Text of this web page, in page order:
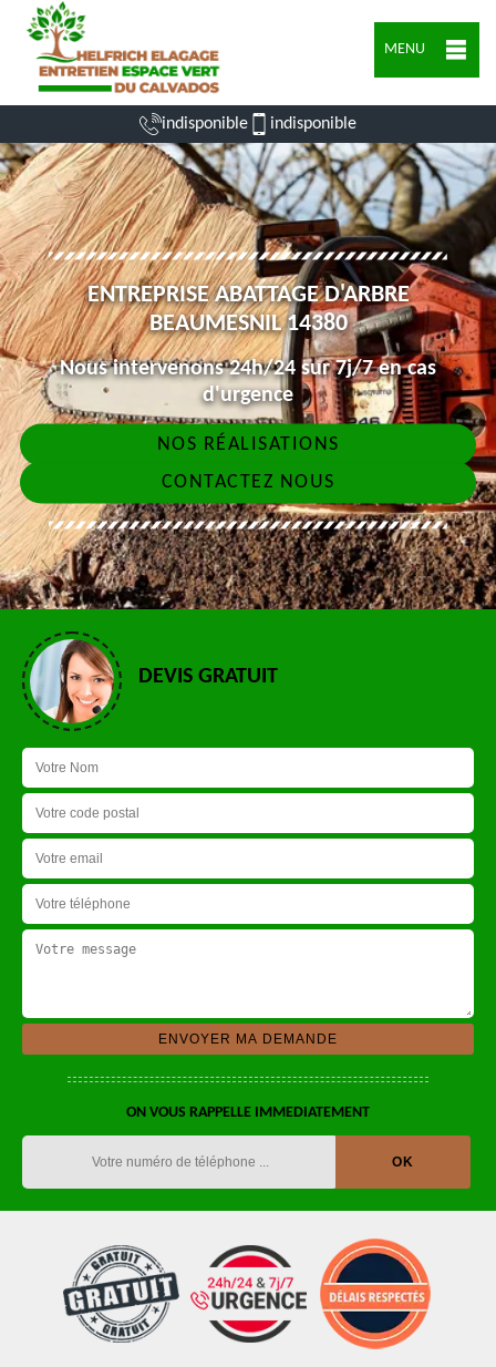
MENU
indisponible indisponible
ENTREPRISE ABATTAGE D'ARBRE
BEAUMESNIL 14380
Nous intervenons 24h/24 sur 7j/7 en cas
d'urgence
NOS RÉALISATIONS
CONTACTEZ NOUS
DEVIS GRATUIT
ON VOUS RAPPELLE IMMEDIATEMENT